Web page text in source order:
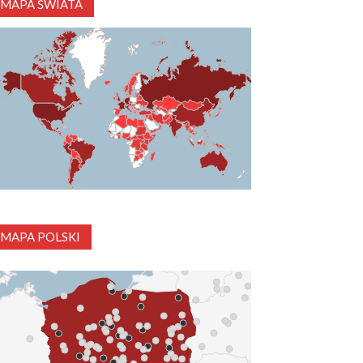
MAPA ŚWIATA
MAPA POLSKI